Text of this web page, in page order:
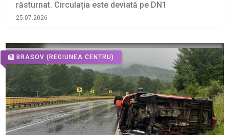
răsturnat. Circulația este deviată pe DN1
25.07.2026
BRASOV (REGIUNEA CENTRU)